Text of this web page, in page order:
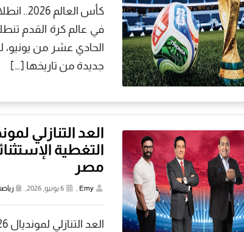
كأس
الحادي عشر من يونيو،
جديدة من تاريخها […]
مصر
Emy
, 6 يونيو, 2026,